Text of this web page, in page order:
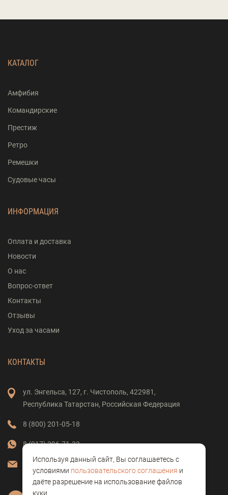
КАТАЛОГ
Амфибия
Командирские
Престиж
Ретро
Ремешки
Судовые часы
ИНФОРМАЦИЯ
Оплата и доставка
Новости
О нас
Вопрос-ответ
Контакты
Отзывы
Уход за часами
КОНТАКТЫ
ул. Энгельса, 127, г. Чистополь, 422981,
Республика Татарстан, Российская Федерация
8 (800) 201-05-18
8 (917) 396-71-33
vostok-clock@mail.ru
Используя данный сайт, Вы соглашаетесь с
условиями пользовательского соглашения и
даёте разрешение на использование файлов
куки.